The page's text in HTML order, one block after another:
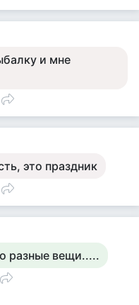
и мне
это праздник
разные вещи.....